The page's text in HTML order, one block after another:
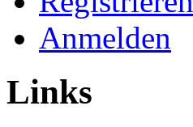
Anmelden
Links